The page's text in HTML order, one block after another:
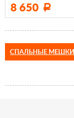
8 650 Р
СПАЛЬНЫЕ МЕШКИ